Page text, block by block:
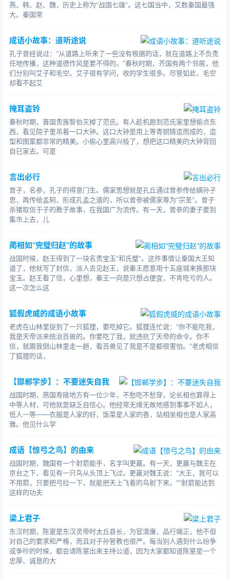
燕、韩、赵、魏，历史上称为“战国七雄”。这七国当中，又数秦国最强
大。秦国常
成语小故事：道听途说
孔子曾经说过：“从道路上听来了一些没有根据的话，就在道路上不负责
任地传播，这种道德作风是要不得的。”春秋时期，齐国有两个邻居，他
们分别叫艾子和毛空。艾子很有学问，收的学生很多。尽管如此，毛空
却看不起艾
掩耳盗铃
春秋时期，晋国贵族智伯灭掉了范氏。有人趁机跑到范氏家里想偷点东
西，看见院子里吊着一口大钟。这口大钟是用上等青铜铸造而成的，造
型和图案都非常的精美。小偷心里高兴极了，想把这口精美的大钟背回
自已家去。可是
言出必行
曾子，名参，孔子的得意门生。儒家思想就是孔丘通过曾参传给嫡孙子
思，再传给孟轲，形成孔孟之道的，所以曾参被儒家尊为“宗圣”。曾子
杀猪取信于子的教子故事，在我国广为流传。有一天，曾参的妻子要到
集市上去，儿
蔺相如“完璧归赵”的故事
战国时候，赵王得到了一块名贵宝玉“和氏璧”。这件事情让秦国大王知
道了，他就写了封信，派人去见赵王，说秦王愿意用十五座城来换那块
宝玉。赵王看了信，心里想，秦王一向是只想占便宜，不肯吃亏的人。
这一次怎么这
狐假虎威的成语小故事
老虎在山林里捉到了一只狐狸，要吃掉它。狐狸连忙说：“你不能吃我，
我是天帝派来统治百兽的。你要吃了我，就违抗了天帝的命令。你不
信，就跟我倒山林里走一趟，看百兽见了我是不是都很害怕。”老虎相信
了狐狸的话，
【邯郸学步】：不要迷失自我
战国时期，燕国寿陵地方有一位少年，不愁吃不愁穿，论长相也算得上
中等人材，可他就是缺乏自信心。他经常无缘无故地感到事事不如人，
低人一等——衣服是人家的好，饭菜是人家的香，站相坐相也是人家高
雅。他见什么学
成语【惊弓之鸟】的由来
战国时期，魏国有一个射箭能手，名字叫更羸。有一天，更羸与魏王在
京台之下，看见有一只鸟从头顶上飞过。更羸对魏王说：“大王，我可以
不用箭，只要把弓拉一下，就能把天上飞着的鸟射下来。”“射箭能达到
这样的功夫
梁上君子
东汉时期，陈寔是东汉灵帝时太丘县长，为官清廉，品行端正，他不但
对自己的要求和严格，而且对子孙管教也很严。每当别人遇到什么纷争
或争吵的时候，都会请陈寔出来主持公道，因为大家都知道陈寔是一个
忠厚、诚恳的大